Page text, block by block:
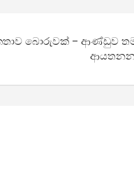
බොරුවක් – ආණ්ඩුව
ආයතනන